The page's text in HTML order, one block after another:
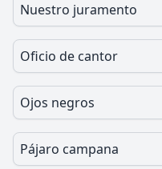
Nuestro juramento
Oficio de cantor
Ojos negros
Pájaro campana